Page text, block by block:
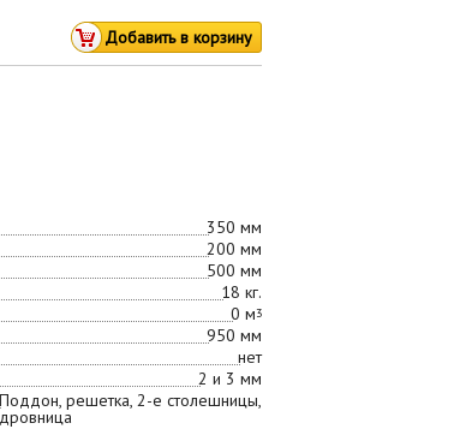
350 мм
200 мм
500 мм
18 кг.
0 м3
950 мм
нет
2 и 3 мм
Поддон, решетка, 2-е столешницы,
дровница